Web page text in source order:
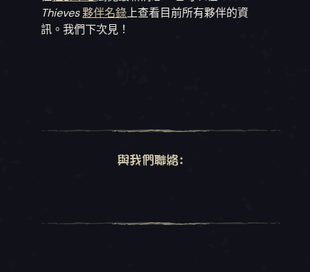
Thieves夥伴名錄上查看目前所有夥伴的資
訊。我們下次見！
與我們聯絡: